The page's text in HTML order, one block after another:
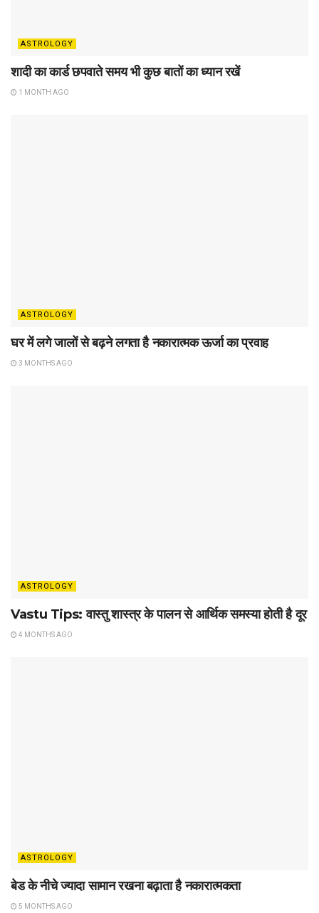
ASTROLOGY
शादी का कार्ड छपवाते समय भी कुछ बातों का ध्यान रखें
1 MONTH AGO
ASTROLOGY
घर में लगे जालों से बढ़ने लगता है नकारात्मक ऊर्जा का प्रवाह
3 MONTHS AGO
ASTROLOGY
Vastu Tips: वास्तु शास्त्र के पालन से आर्थिक समस्या होती है दूर
4 MONTHS AGO
ASTROLOGY
बेड के नीचे ज्यादा सामान रखना बढ़ाता है नकारात्मकता
5 MONTHS AGO